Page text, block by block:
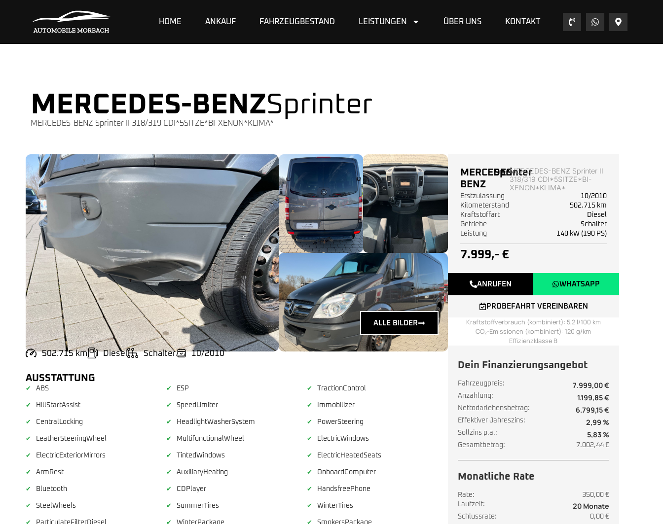
HOME ANKAUF FAHRZEUGBESTAND LEISTUNGEN ÜBER UNS KONTAKT
MERCEDES-BENZSprinter
MERCEDES-BENZ Sprinter II 318/319 CDI*5SITZE*BI-XENON*KLIMA*
ALLE BILDER
502.715 km Diesel Schalter 10/2010
AUSSTATTUNG
✔ ABS ✔ ESP ✔ TractionControl
✔ HillStartAssist ✔ SpeedLimiter ✔ Immobilizer
✔ CentralLocking ✔ HeadlightWasherSystem ✔ PowerSteering
✔ LeatherSteeringWheel ✔ MultifunctionalWheel ✔ ElectricWindows
✔ ElectricExteriorMirrors ✔ TintedWindows ✔ ElectricHeatedSeats
✔ ArmRest ✔ AuxiliaryHeating ✔ OnboardComputer
✔ Bluetooth ✔ CDPlayer ✔ HandsfreePhone
✔ SteelWheels ✔ SummerTires ✔ WinterTires
✔ ParticulateFilterDiesel ✔ WinterPackage ✔ SmokersPackage
MERCEDES-
BENZ
Sprinter
MERCEDES-BENZ Sprinter II
318/319 CDI*5SITZE*BI-
XENON*KLIMA*
Erstzulassung
10/2010
Kilometerstand
502.715 km
Kraftstoffart
Diesel
Getriebe
Schalter
Leistung
140 kW (190 PS)
7.999,- €
ANRUFEN WHATSAPP
PROBEFAHRT VEREINBAREN
Kraftstoffverbrauch (kombiniert): 5,2 l/100 km
CO₂-Emissionen (kombiniert): 120 g/km
Effizienzklasse B
Dein Finanzierungsangebot
Fahrzeugpreis: 7.999,00 €
Anzahlung: 1.199,85 €
Nettodarlehensbetrag: 6.799,15 €
Effektiver Jahreszins: 2,99 %
Sollzins p.a.: 5,83 %
Gesamtbetrag: 7.002,44 €
Monatliche Rate
Rate:
350,00 €
Laufzeit:
20 Monate
Schlussrate: 0,00 €